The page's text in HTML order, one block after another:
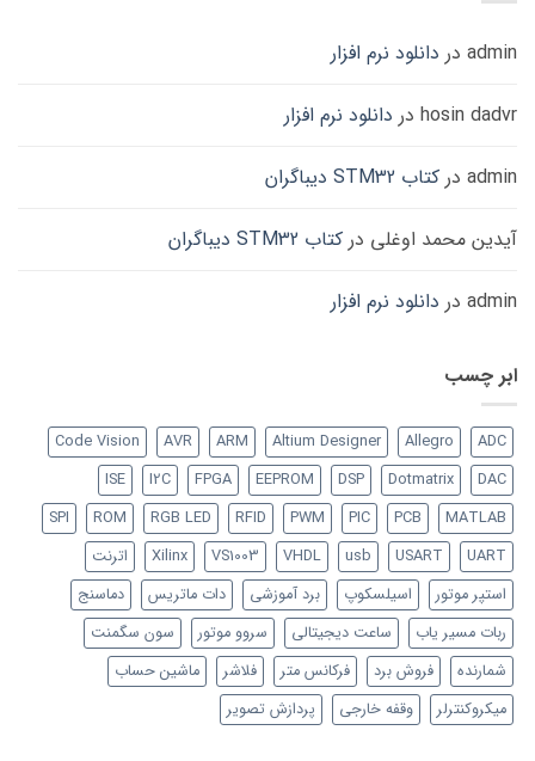
admin در دانلود نرم افزار
hosin dadvr در دانلود نرم افزار
admin در کتاب STM32 دیباگران
آیدین محمد اوغلی در کتاب STM32 دیباگران
admin در دانلود نرم افزار
ابر چسب
ADC
Allegro
Altium Designer
ARM
AVR
Code Vision
DAC
Dotmatrix
DSP
EEPROM
FPGA
I2C
ISE
MATLAB
PCB
PIC
PWM
RFID
RGB LED
ROM
SPI
UART
USART
usb
VHDL
VS1003
Xilinx
اترنت
استپر موتور
اسیلسکوپ برد آموزشی دات ماتریس
دماسنج
ربات مسیر یاب
ساعت دیجیتالی سروو موتور
سون سگمنت
شمارنده
فروش برد فرکانس متر فلاشر
ماشین حساب
میکروکنترلر
وقفه خارجی پردازش تصویر